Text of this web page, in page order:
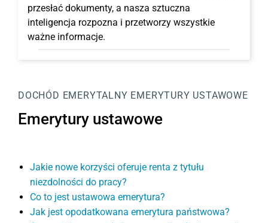
przesłać dokumenty, a nasza sztuczna
inteligencja rozpozna i przetworzy wszystkie
ważne informacje.
DOCHÓD EMERYTALNY EMERYTURY USTAWOWE
Emerytury ustawowe
Jakie nowe korzyści oferuje renta z tytułu
niezdolności do pracy?
Co to jest ustawowa emerytura?
Jak jest opodatkowana emerytura państwowa?